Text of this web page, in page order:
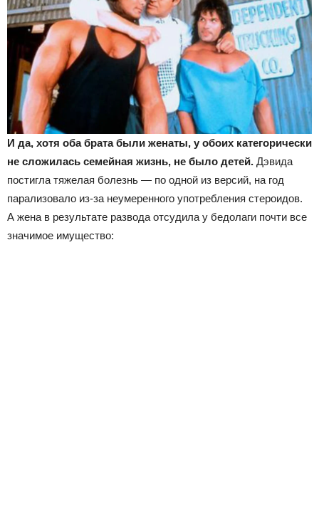
И да, хотя оба брата были женаты, у обоих категорически
не сложилась семейная жизнь, не было детей. Дэвида
постигла тяжелая болезнь — по одной из версий, на год
парализовало из-за неумеренного употребления стероидов.
А жена в результате развода отсудила у бедолаги почти все
значимое имущество: